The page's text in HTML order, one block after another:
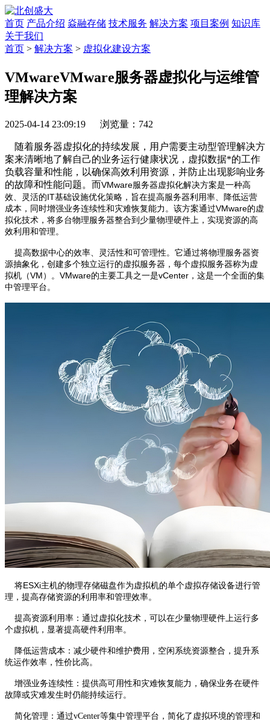
首页 产品介绍 焱融存储 技术服务 解决方案 项目案例 知识库
关于我们
首页 > 解决方案 > 虚拟化建设方案
VMwareVMware服务器虚拟化与运维管
理解决方案
2025-04-14 23:09:19 浏览量：742
随着服务器虚拟化的持续发展，用户需要主动型管理解决方
案来清晰地了解自己的业务运行健康状况，虚拟数据*的工作
负载容量和性能，以确保高效利用资源，并防止出现影响业务
的故障和性能问题。而VMware服务器虚拟化解决方案是一种高
效、灵活的IT基础设施优化策略，旨在提高服务器利用率、降低运营
成本，同时增强业务连续性和灾难恢复能力。该方案通过VMware的虚
拟化技术，将多台物理服务器整合到少量物理硬件上，实现资源的高
效利用和管理。
提高数据中心的效率、灵活性和可管理性。它通过将物理服务器资
源抽象化，创建多个独立运行的虚拟服务器，每个虚拟服务器称为虚
拟机（VM）。VMware的主要工具之一是vCenter，这是一个全面的集
中管理平台。
将ESXi主机的物理存储磁盘作为虚拟机的单个虚拟存储设备进行管
理，提高存储资源的利用率和管理效率。
提高资源利用率 ：通过虚拟化技术，可以在少量物理硬件上运行多
个虚拟机，显著提高硬件利用率。
降低运营成本 ：减少硬件和维护费用，空闲系统资源整合，提升系
统运作效率，性价比高。
增强业务连续性 ：提供高可用性和灾难恢复能力，确保业务在硬件
故障或灾难发生时仍能持续运行。
简化管理 ：通过vCenter等集中管理平台，简化了虚拟环境的管理和